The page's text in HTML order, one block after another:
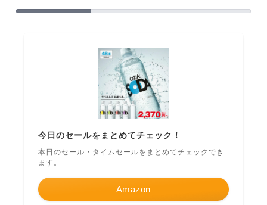
今日のセールをまとめてチェック！
本日のセール・タイムセールをまとめてチェックでき
ます。
Amazon